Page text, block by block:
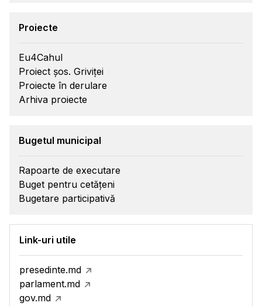
Proiecte
Eu4Cahul
Proiect șos. Griviței
Proiecte în derulare
Arhiva proiecte
Bugetul municipal
Rapoarte de executare
Buget pentru cetățeni
Bugetare participativă
Link-uri utile
presedinte.md
parlament.md
gov.md